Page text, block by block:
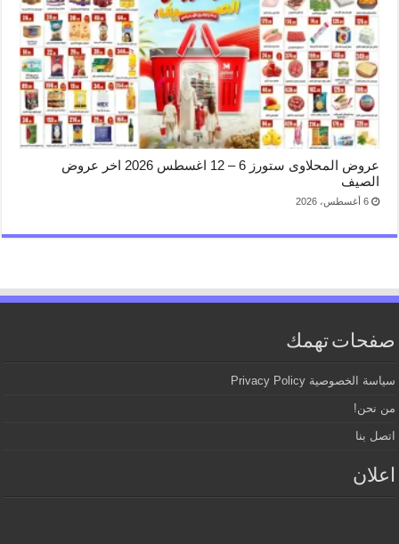
عروض المحلاوى ستورز 6 – 12 اغسطس 2026 اخر عروض
الصيف
6 أغسطس، 2026
صفحات تهمك
سياسة الخصوصية Privacy Policy
من نحن!
اتصل بنا
اعلان